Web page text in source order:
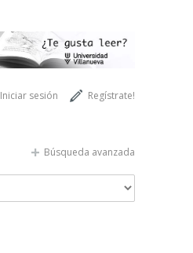
Regístrate!
Iniciar sesión
Búsqueda avanzada